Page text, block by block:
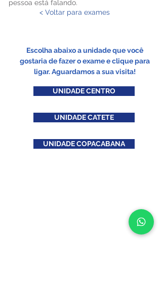
pessoa está falando.
< Voltar para exames
Escolha abaixo a unidade que você
gostaria de fazer o exame e clique para
ligar. Aguardamos a sua visita!
UNIDADE CENTRO
UNIDADE CATETE
UNIDADE COPACABANA